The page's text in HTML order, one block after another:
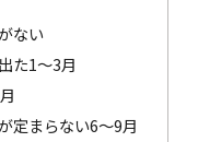
ない
た1〜3月
定まらない6〜9月